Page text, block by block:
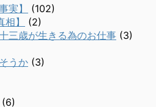
実】
(102)
】
(2)
三歳が生きる為のお仕事 (3)
うか (3)
(6)